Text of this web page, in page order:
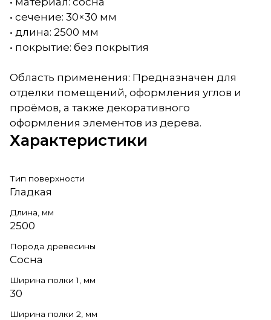
• сечение: 30×30 мм
• длина: 2500 мм
• покрытие: без покрытия
Область применения: Предназначен для
отделки помещений, оформления углов и
проёмов, а также декоративного
оформления элементов из дерева.
Характеристики
Тип поверхности
Гладкая
Длина, мм
2500
Порода древесины
Сосна
Ширина полки 1, мм
30
Ширина полки 2, мм